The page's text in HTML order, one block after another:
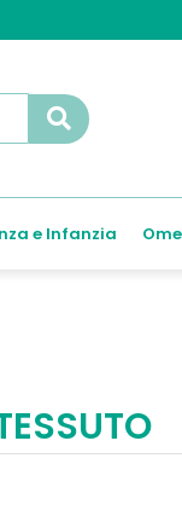
e Infanzia